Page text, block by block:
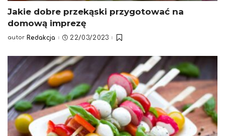
Jakie dobre przekąski przygotować na
domową imprezę
Posted
autor Redakcja 22/03/2023